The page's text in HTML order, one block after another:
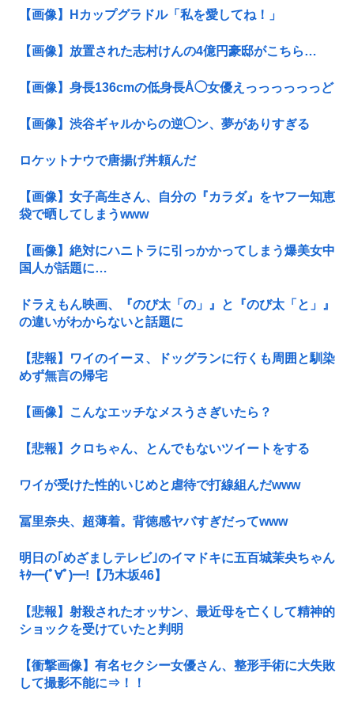
【画像】Hカップグラドル「私を愛してね！」
【画像】放置された志村けんの4億円豪邸がこちら…
【画像】身長136cmの低身長Å◯女優えっっっっっっど
【画像】渋谷ギャルからの逆◯ン、夢がありすぎる
ロケットナウで唐揚げ丼頼んだ
【画像】女子高生さん、自分の『カラダ』をヤフー知恵
袋で晒してしまうwww
【画像】絶対にハニトラに引っかかってしまう爆美女中
国人が話題に…
ドラえもん映画、『のび太「の」』と『のび太「と」』
の違いがわからないと話題に
【悲報】ワイのイーヌ、ドッグランに行くも周囲と馴染
めず無言の帰宅
【画像】こんなエッチなメスうさぎいたら？
【悲報】クロちゃん、とんでもないツイートをする
ワイが受けた性的いじめと虐待で打線組んだwww
冨里奈央、超薄着。背徳感ヤバすぎだってwww
明日の｢めざましテレビ｣のイマドキに五百城茉央ちゃん
ｷﾀ━(ﾟ∀ﾟ)━!【乃木坂46】
【悲報】射殺されたオッサン、最近母を亡くして精神的
ショックを受けていたと判明
【衝撃画像】有名セクシー女優さん、整形手術に大失敗
して撮影不能に⇒！！